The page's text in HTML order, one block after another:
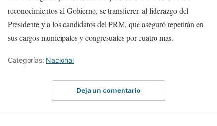
reconocimientos al Gobierno, se transfieren al liderazgo del
Presidente y a los candidatos del PRM, que aseguró repetirán en
sus cargos municipales y congresuales por cuatro más.
Categorías: Nacional
Deja un comentario